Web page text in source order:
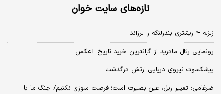
تازه‌های سایت خوان
زلزله ۴ ریشتری بندرلنگه را لرزاند
رونمایی رئال مادرید از گرانترین خرید تاریخ +عکس
پیشکسوت نیروی دریایی ارتش درگذشت
ضرغامی: تغییر ریل، عین بصیرت است؛ فرصت سوزی نکنیم/ جنگ ما با